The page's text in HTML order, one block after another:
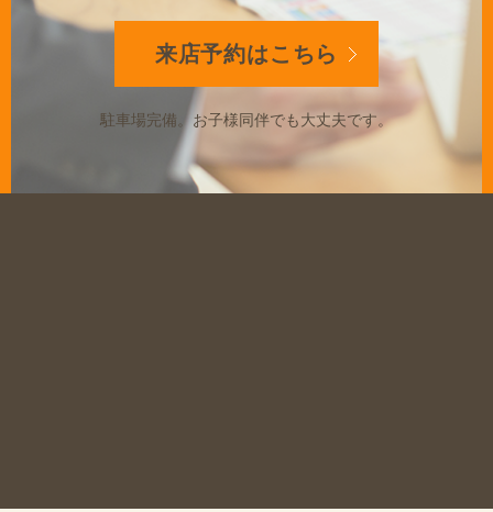
来店予約はこちら
駐車場完備。お子様同伴でも大丈夫です。